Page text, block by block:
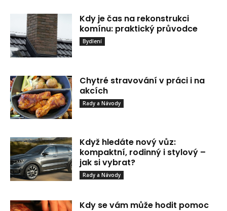
Kdy je čas na rekonstrukci
komínu: praktický průvodce
Bydlení
Chytré stravování v práci i na
akcích
Rady a Návody
Když hledáte nový vůz:
kompaktní, rodinný i stylový –
jak si vybrat?
Rady a Návody
Kdy se vám může hodit pomoc